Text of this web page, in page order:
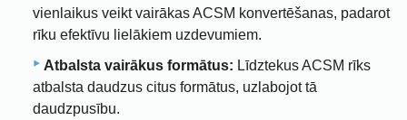
vienlaikus veikt vairākas ACSM konvertēšanas, padarot
rīku efektīvu lielākiem uzdevumiem.
Atbalsta vairākus formātus: Līdztekus ACSM rīks
atbalsta daudzus citus formātus, uzlabojot tā
daudzpusību.